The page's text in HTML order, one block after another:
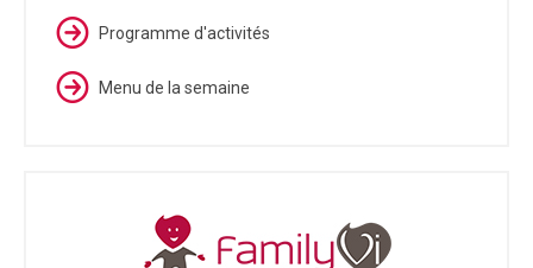
Programme d'activités
Menu de la semaine